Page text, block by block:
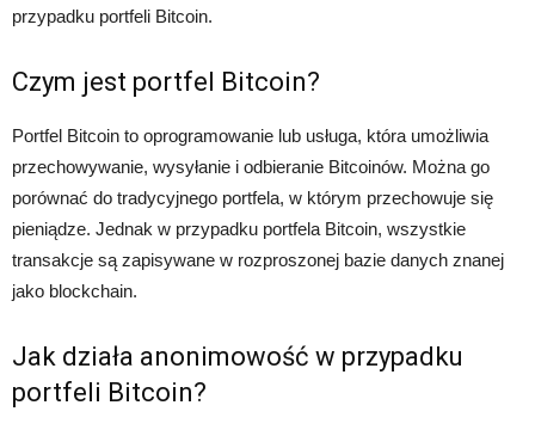
przypadku portfeli Bitcoin.
Czym jest portfel Bitcoin?
Portfel Bitcoin to oprogramowanie lub usługa, która umożliwia
przechowywanie, wysyłanie i odbieranie Bitcoinów. Można go
porównać do tradycyjnego portfela, w którym przechowuje się
pieniądze. Jednak w przypadku portfela Bitcoin, wszystkie
transakcje są zapisywane w rozproszonej bazie danych znanej
jako blockchain.
Jak działa anonimowość w przypadku
portfeli Bitcoin?